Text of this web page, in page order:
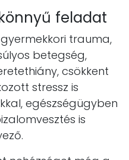
feladat
trauma,
betegség,
csökkent
stressz is
egészségügyben
is